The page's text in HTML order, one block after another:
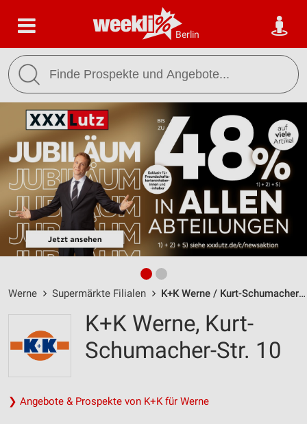
Berlin
Werne Supermärkte Filialen K+K Werne / Kurt-Schumacher-Str. 10 - Öffnungszeiten & Adresse
K+K Werne, Kurt-
Schumacher-Str. 10
❯ Angebote & Prospekte von K+K für Werne